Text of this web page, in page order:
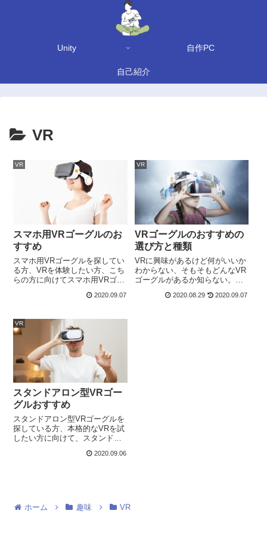
Unity 自作PC
自己紹介
VR
VR
スマホ用VRゴーグルのお
すすめ
スマホ用VRゴーグルを探してい
る方、VRを体験したい方、こち
らの方に向けてスマホ用VRゴー
用VRゴーグルのおすすめ
ル価格2,499対応ディスプレイ
4.7～6.5インチ重さ282...
2020.09.07
VR
VRゴーグルのおすすめの
選び方と種類
VRに興味があるけど何がいいか
わからない、そもそもどんなVR
ゴーグルがあるか知らない。こ
の選び方と種類について紹介し
2020.08.29 2020.09.07
VR
スタンドアロン型VRゴー
グルおすすめ
スタンドアロン型VRゴーグルを
探している方、本格的なVRを試
したい方に向けて、スタンドア
介します。スタンドアロン型VR
2020.09.06
ホーム 趣味 VR